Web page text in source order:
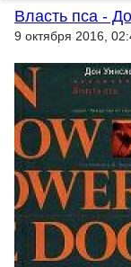
Власть пса -
9 октября 2016,